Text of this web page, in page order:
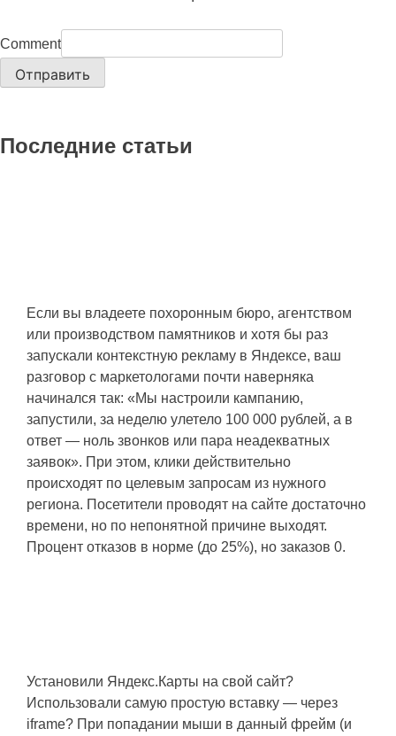
Comment
Отправить
Последние статьи
Если вы владеете похоронным бюро, агентством
или производством памятников и хотя бы раз
запускали контекстную рекламу в Яндексе, ваш
разговор с маркетологами почти наверняка
начинался так: «Мы настроили кампанию,
запустили, за неделю улетело 100 000 рублей, а в
ответ — ноль звонков или пара неадекватных
заявок». При этом, клики действительно
происходят по целевым запросам из нужного
региона. Посетители проводят на сайте достаточно
времени, но по непонятной причине выходят.
Процент отказов в норме (до 25%), но заказов 0.
Установили Яндекс.Карты на свой сайт?
Использовали самую простую вставку — через
iframe? При попадании мыши в данный фрейм (и